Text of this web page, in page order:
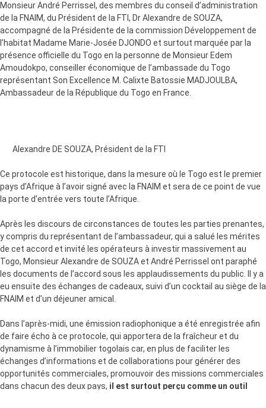
Monsieur André Perrissel, des membres du conseil d’administration
de la FNAIM, du Président de la FTI, Dr Alexandre de SOUZA,
accompagné de la Présidente de la commission Développement de
l’habitat Madame Marie-Josée DJONDO et surtout marquée par la
présence officielle du Togo en la personne de Monsieur Edem
Amoudokpo, conseiller économique de l’ambassade du Togo
représentant Son Excellence M. Calixte Batossie MADJOULBA,
Ambassadeur de la République du Togo en France.
Alexandre DE SOUZA, Président de la FTI
Ce protocole est historique, dans la mesure où le Togo est le premier
pays d’Afrique à l’avoir signé avec la FNAIM et sera de ce point de vue
la porte d’entrée vers toute l’Afrique.
Après les discours de circonstances de toutes les parties prenantes,
y compris du représentant de l’ambassadeur, qui a salué les mérites
de cet accord et invité les opérateurs à investir massivement au
Togo, Monsieur Alexandre de SOUZA et André Perrissel ont paraphé
les documents de l’accord sous les applaudissements du public. Il y a
eu ensuite des échanges de cadeaux, suivi d’un cocktail au siège de la
FNAIM et d’un déjeuner amical.
Dans l’après-midi, une émission radiophonique a été enregistrée afin
de faire écho à ce protocole, qui apportera de la fraîcheur et du
dynamisme à l’immobilier togolais car, en plus de faciliter les
échanges d’informations et de collaborations pour générer des
opportunités commerciales, promouvoir des missions commerciales
dans chacun des deux pays, il est surtout perçu comme un outil